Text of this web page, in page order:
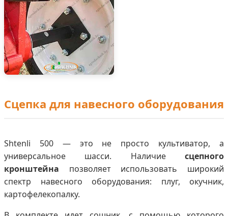
Сцепка для навесного оборудования
Shtenli 500 — это не просто культиватор, а
универсальное шасси. Наличие сцепного
кронштейна позволяет использовать широкий
спектр навесного оборудования: плуг, окучник,
картофелекопалку.